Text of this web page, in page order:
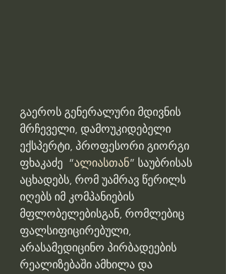
გაეროს გენერალური მდივნის
მრჩეველი, დამოუკიდებელი
ექსპერტი, პროფესორი გიორგი
ფხაკაძე  “ალიასთან” საუბრისას
აცხადებს, რომ უამრავ წერილს
იღებს იმ კომპანიების
მფლობელებისგან, რომლებიც
ფალსიფიცირებული,
არასამედიცინო პირბადეების
რეალიზებაში ამხილა და